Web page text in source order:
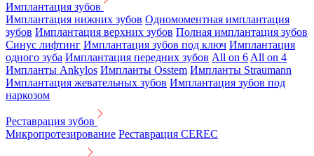
Имплантация зубов
Имплантация нижних зубов Одномоментная имплантация
зубов Имплантация верхних зубов Полная имплантация зубов
Синус лифтинг Имплантация зубов под ключ Имплантация
одного зуба Имплантация передних зубов All on 6 All on 4
Импланты Ankylos Импланты Osstem Импланты Straumann
Имплантация жевательных зубов Имплантация зубов под
наркозом
Реставрация зубов
Микропротезирование Реставрация CEREC